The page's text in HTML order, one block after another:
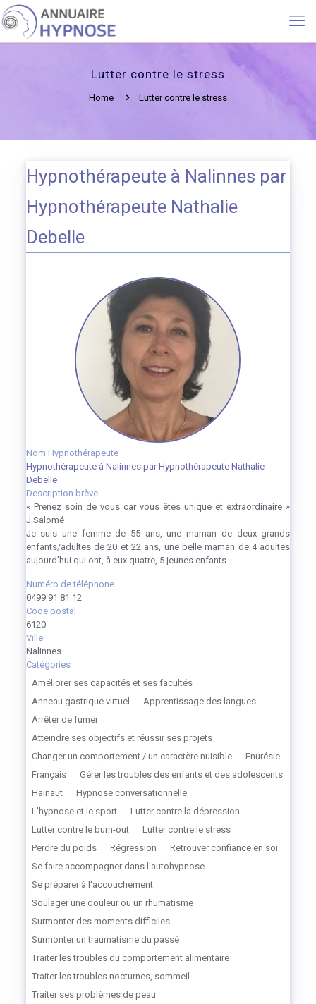
Lutter contre le stress
Home Lutter contre le stress
Hypnothérapeute à Nalinnes par
Hypnothérapeute Nathalie
Debelle
Nom Hypnothérapeute
Hypnothérapeute à Nalinnes par Hypnothérapeute Nathalie
Debelle
Description brève
« Prenez soin de vous car vous êtes unique et extraordinaire »
J.Salomé
Je suis une femme de 55 ans, une maman de deux grands
enfants/adultes de 20 et 22 ans, une belle maman de 4 adultes
aujourd’hui qui ont, à eux quatre, 5 jeunes enfants.
Numéro de téléphone
0499 91 81 12
Code postal
6120
Ville
Nalinnes
Catégories
Améliorer ses capacités et ses facultés
Anneau gastrique virtuel
Apprentissage des langues
Arrêter de fumer
Atteindre ses objectifs et réussir ses projets
Changer un comportement / un caractère nuisible
Enurésie
Français
Gérer les troubles des enfants et des adolescents
Hainaut
Hypnose conversationnelle
L'hypnose et le sport
Lutter contre la dépression
Lutter contre le burn-out
Lutter contre le stress
Perdre du poids
Régression
Retrouver confiance en soi
Se faire accompagner dans l'autohypnose
Se préparer à l'accouchement
Soulager une douleur ou un rhumatisme
Surmonter des moments difficiles
Surmonter un traumatisme du passé
Traiter les troubles du comportement alimentaire
Traiter les troubles nocturnes, sommeil
Traiter ses problèmes de peau